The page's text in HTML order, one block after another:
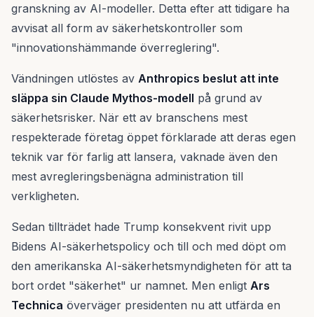
granskning av AI-modeller. Detta efter att tidigare ha
avvisat all form av säkerhetskontroller som
"innovationshämmande överreglering".
Vändningen utlöstes av Anthropics beslut att inte
släppa sin Claude Mythos-modell på grund av
säkerhetsrisker. När ett av branschens mest
respekterade företag öppet förklarade att deras egen
teknik var för farlig att lansera, vaknade även den
mest avregleringsbenägna administration till
verkligheten.
Sedan tillträdet hade Trump konsekvent rivit upp
Bidens AI-säkerhetspolicy och till och med döpt om
den amerikanska AI-säkerhetsmyndigheten för att ta
bort ordet "säkerhet" ur namnet. Men enligt Ars
Technica överväger presidenten nu att utfärda en